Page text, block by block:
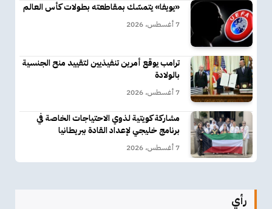
«يويفا» يتمسّك بمقاطعته بطولات كأس العالم
7 أغسطس، 2026
ترامب يوقع أمرين تنفيذيين لتقييد منح الجنسية
بالولادة
7 أغسطس، 2026
مشاركة كويتية لذوي الاحتياجات الخاصة في
برنامج خليجي لإعداد القادة ببريطانيا
7 أغسطس، 2026
رأي